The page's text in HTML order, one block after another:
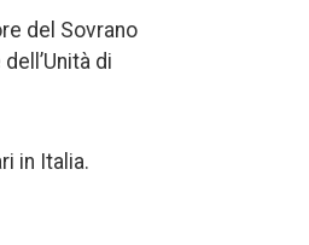
del Sovrano
di
in Italia.